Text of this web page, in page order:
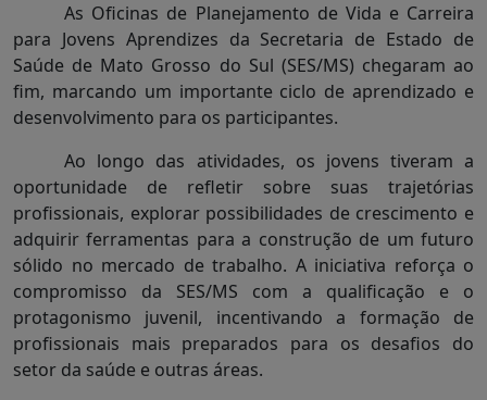
As Oficinas de Planejamento de Vida e Carreira
para Jovens Aprendizes da Secretaria de Estado de
Saúde de Mato Grosso do Sul (SES/MS) chegaram ao
fim, marcando um importante ciclo de aprendizado e
desenvolvimento para os participantes.
Ao longo das atividades, os jovens tiveram a
oportunidade de refletir sobre suas trajetórias
profissionais, explorar possibilidades de crescimento e
adquirir ferramentas para a construção de um futuro
sólido no mercado de trabalho. A iniciativa reforça o
compromisso da SES/MS com a qualificação e o
protagonismo juvenil, incentivando a formação de
profissionais mais preparados para os desafios do
setor da saúde e outras áreas.